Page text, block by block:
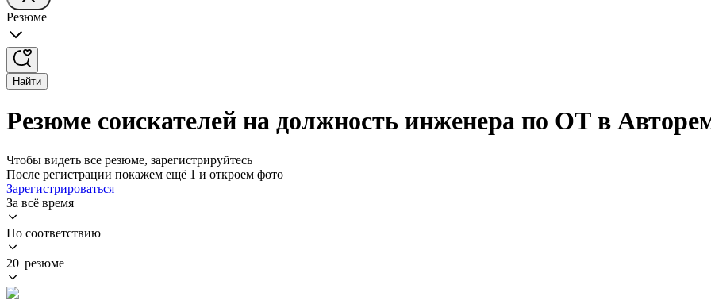
Резюме
Найти
Резюме соискателей на должность инженера по ОТ в
Чтобы видеть все резюме, зарегистрируйтесь
После регистрации покажем ещё 1 и откроем фото
Зарегистрироваться
За всё время
По соответствию
20 резюме